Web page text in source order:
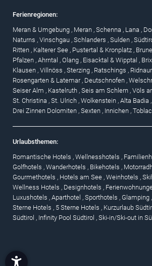
Ferienregionen:
Meran & Umgebung , Meran , Schenna , Lana ,
Naturns , Vinschgau , Schlanders , Sulden ,
Ritten , Kalterer See , Pustertal & Kronplatz ,
Pfalzen , Ahrntal , Olang , Eisacktal & Wipptal ,
Klausen , Villnöss , Sterzing , Ratschings ,
Rosengarten & Latemar , Deutschnofen ,
Seiser Alm , Kastelruth , Seis am Schlern , Völs
St. Christina , St. Ulrich , Wolkenstein , Alta Badia ,
Drei Zinnen Dolomiten , Sexten , Innichen ,
Urlaubsthemen:
Romantische Hotels , Wellnesshotels ,
Golfhotels , Wanderhotels , Bikehotels ,
Gourmethotels , Hotels am See , Weinhotels ,
Wellness Hotels , Designhotels ,
Luxushotels , Aparthotel , Sporthotels , Glamping ,
Sterne Hotels , 5 Sterne Hotels , Kurzurlaub
Südtirol , Infinity Pool Südtirol , Ski-in/Ski-out in